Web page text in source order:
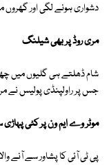
دشواری ہونے لگی اور گھروں
مری روڈ پر بھی شیلنگ
شام ڈھلتے ہی گلیوں میں
جس پر راولپنڈی پولیس نے
موٹر وے ایم ون پر کٹی
پی ٹی آئی کا پشاور سے آنے